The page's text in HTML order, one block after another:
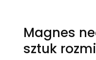
Magnes
sztuk